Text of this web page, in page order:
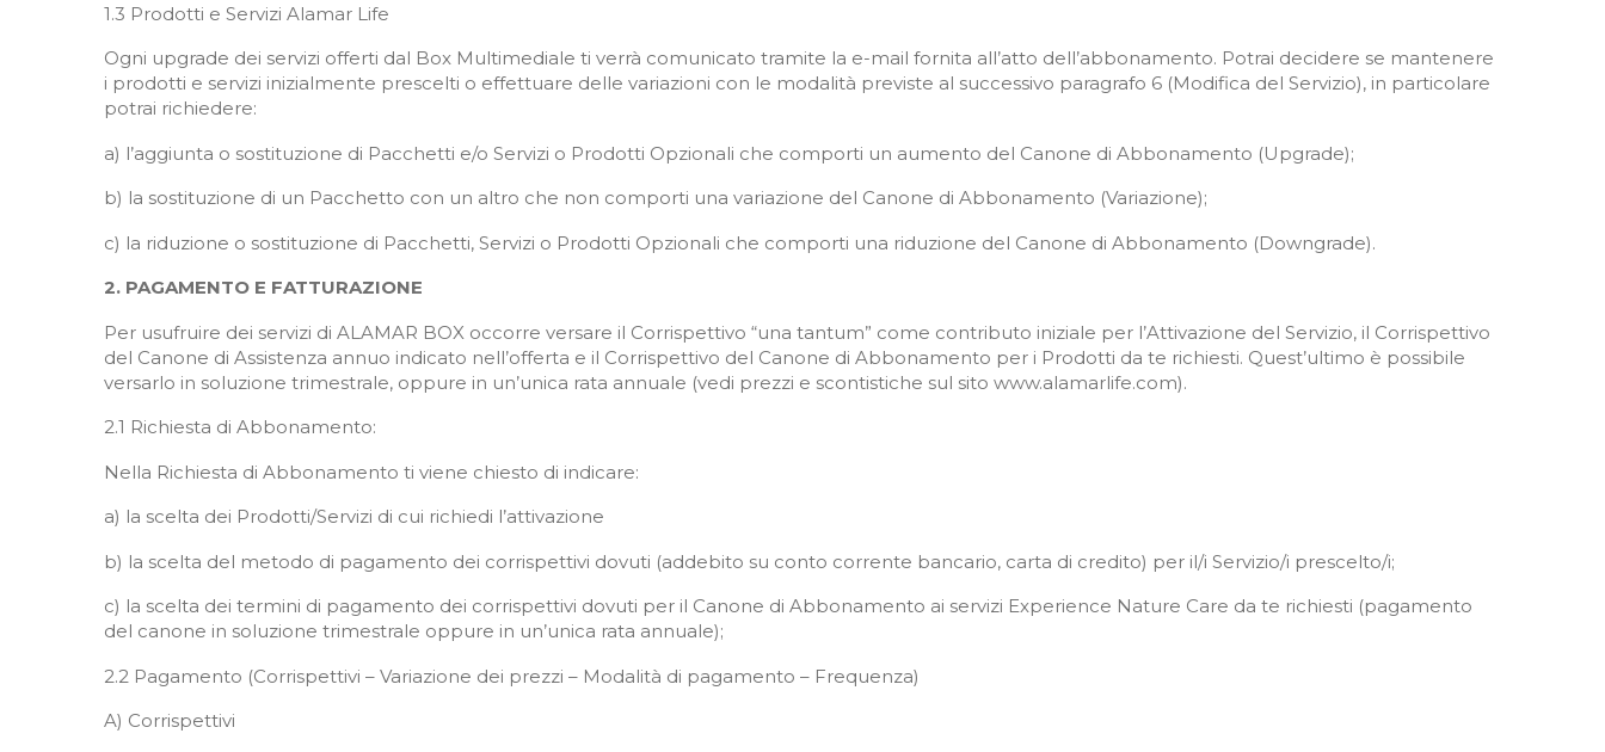
1.3 Prodotti e Servizi Alamar Life
Ogni upgrade dei servizi offerti dal Box Multimediale ti verrà comunicato tramite la e-mail fornita all’atto dell’abbonamento. Potrai decidere se mantenere
i prodotti e servizi inizialmente prescelti o effettuare delle variazioni con le modalità previste al successivo paragrafo 6 (Modifica del Servizio), in particolare
potrai richiedere:
a) l’aggiunta o sostituzione di Pacchetti e/o Servizi o Prodotti Opzionali che comporti un aumento del Canone di Abbonamento (Upgrade);
b) la sostituzione di un Pacchetto con un altro che non comporti una variazione del Canone di Abbonamento (Variazione);
c) la riduzione o sostituzione di Pacchetti, Servizi o Prodotti Opzionali che comporti una riduzione del Canone di Abbonamento (Downgrade).
2. PAGAMENTO E FATTURAZIONE
Per usufruire dei servizi di ALAMAR BOX occorre versare il Corrispettivo “una tantum” come contributo iniziale per l’Attivazione del Servizio, il Corrispettivo
del Canone di Assistenza annuo indicato nell’offerta e il Corrispettivo del Canone di Abbonamento per i Prodotti da te richiesti. Quest’ultimo è possibile
versarlo in soluzione trimestrale, oppure in un’unica rata annuale (vedi prezzi e scontistiche sul sito www.alamarlife.com).
2.1 Richiesta di Abbonamento:
Nella Richiesta di Abbonamento ti viene chiesto di indicare:
a) la scelta dei Prodotti/Servizi di cui richiedi l’attivazione
b) la scelta del metodo di pagamento dei corrispettivi dovuti (addebito su conto corrente bancario, carta di credito) per il/i Servizio/i prescelto/i;
c) la scelta dei termini di pagamento dei corrispettivi dovuti per il Canone di Abbonamento ai servizi Experience Nature Care da te richiesti (pagamento
del canone in soluzione trimestrale oppure in un’unica rata annuale);
2.2 Pagamento (Corrispettivi – Variazione dei prezzi – Modalità di pagamento – Frequenza)
A) Corrispettivi